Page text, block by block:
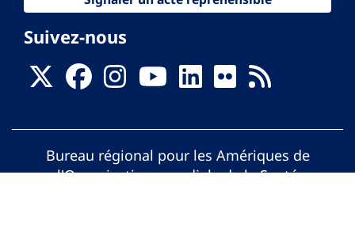
Suivez-nous
Bureau régional pour les Amériques de
l'Organisation mondiale de la Santé